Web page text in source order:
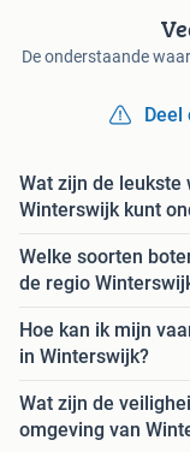
De onderstaande
Deel
Wat zijn de
Winterswijk kunt
Welke soorten
de regio
Hoe kan ik mijn
in Winterswijk?
Wat zijn de
omgeving van